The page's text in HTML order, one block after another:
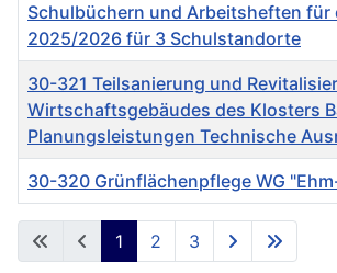
Beiträge
Schulbüchern und Arbeitsheften für
2025/2026 für 3 Schulstandorte
30-321 Teilsanierung und
Wirtschaftsgebäudes des Klosters
Planungsleistungen Technische
30-320 Grünflächenpflege WG
1 2 3